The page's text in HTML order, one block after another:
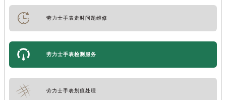
劳力士手表走时问题维修
劳力士手表检测服务
劳力士手表划痕处理